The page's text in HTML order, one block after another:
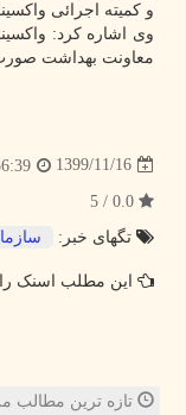
و کمیته اجرائی
وی اشاره کرد:
معاونت بهداشت
1399/11/16
تگهای خبر:
این مطلب اسنک
تازه ترین مطالب